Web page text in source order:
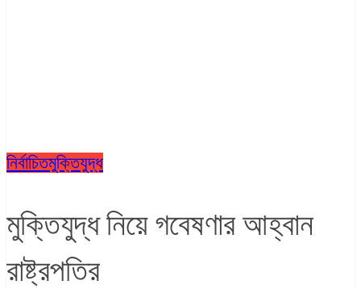
নির্বাচিতমুক্তিযুদ্ধ
মুক্তিযুদ্ধ নিয়ে গবেষণার আহ্বান
রাষ্ট্রপতির